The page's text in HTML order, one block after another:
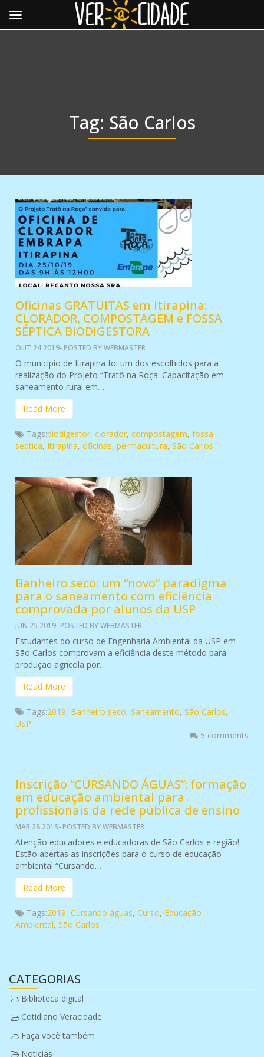
Tag: São Carlos
Oficinas GRATUITAS em Itirapina:
CLORADOR, COMPOSTAGEM e FOSSA
SÉPTICA BIODIGESTORA
OUT 24 2019- POSTED BY WEBMASTER
O município de Itirapina foi um dos escolhidos para a
realização do Projeto “Tratô na Roça: Capacitação em
saneamento rural em…
Read More
Tags:biodigestor, clorador, compostagem, fossa
septica, Itirapina, oficinas, permacultura, São Carlos
Banheiro seco: um “novo” paradigma
para o saneamento com eficiência
comprovada por alunos da USP
JUN 25 2019- POSTED BY WEBMASTER
Estudantes do curso de Engenharia Ambiental da USP em
São Carlos comprovam a eficiência deste método para
produção agrícola por…
Read More
Tags:2019, Banheiro seco, Saneamento, São Carlos,
USP
5 comments
Inscrição “CURSANDO ÁGUAS”: formação
em educação ambiental para
profissionais da rede pública de ensino
MAR 28 2019- POSTED BY WEBMASTER
Atenção educadores e educadoras de São Carlos e região!
Estão abertas as inscrições para o curso de educação
ambiental “Cursando…
Read More
Tags:2019, Cursando águas, Curso, Educação
Ambiental, São Carlos
CATEGORIAS
Biblioteca digital
Cotidiano Veracidade
Faça você também
Notícias